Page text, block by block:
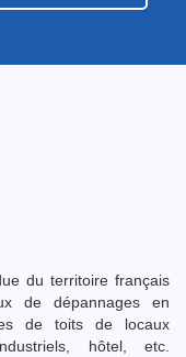
du territoire français
de dépannages en
de toits de locaux
hôtel, etc.